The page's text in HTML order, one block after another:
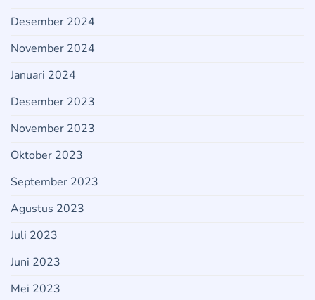
Desember 2024
November 2024
Januari 2024
Desember 2023
November 2023
Oktober 2023
September 2023
Agustus 2023
Juli 2023
Juni 2023
Mei 2023